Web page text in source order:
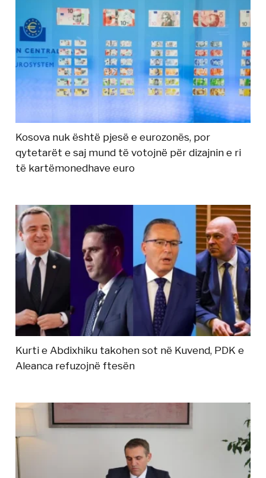
Kosova nuk është pjesë e eurozonës, por
qytetarët e saj mund të votojnë për dizajnin e ri
të kartëmonedhave euro
Kurti e Abdixhiku takohen sot në Kuvend, PDK e
Aleanca refuzojnë ftesën